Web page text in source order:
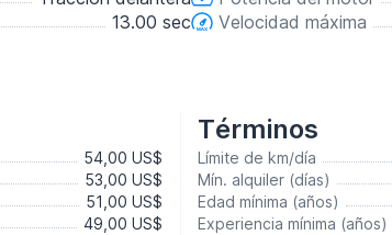
13.00 sec
Velocidad máxima
54,00 US$
53,00 US$
51,00 US$
49,00 US$
Términos
Límite de km/día
Mín. alquiler (días)
Edad mínima (años)
Experiencia mínima (años)